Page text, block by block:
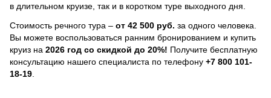
в длительном круизе, так и в коротком туре выходного дня.
Стоимость речного тура – от 42 500 руб. за одного человека.
Вы можете воспользоваться ранним бронированием и купить
круиз на 2026 год со скидкой до 20%! Получите бесплатную
консультацию нашего специалиста по телефону +7 800 101-
18-19